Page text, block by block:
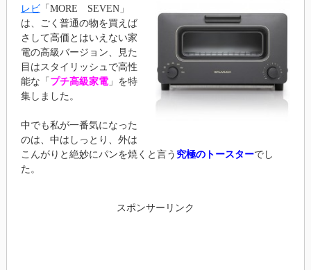
レビ「MORE SEVEN」
は、ごく普通の物を買えば
さして高価とはいえない家
電の高級バージョン、見た
目はスタイリッシュで高性
能な「 プチ高級家電」を特
集しました。
中でも私が一番気になった
のは、中はしっとり、外は
こんがりと絶妙にパンを焼くと言う 究極のトースターでし
た。
スポンサーリンク